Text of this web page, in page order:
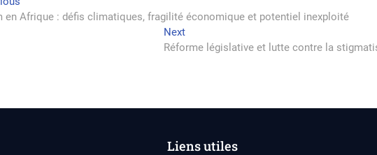
post:
en Afrique : défis climatiques, fragilité économique et potentiel inexploité
NextNext
post:
Réforme législative et lutte contre la
Liens utiles